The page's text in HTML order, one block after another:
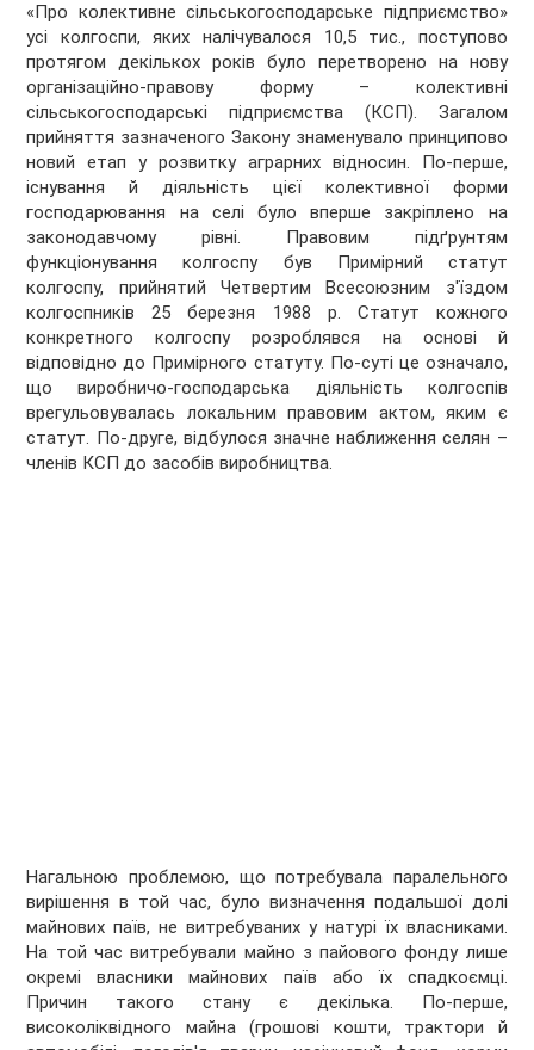
«Про колективне сільськогосподарське підприємство»
усі колгоспи, яких налічувалося 10,5 тис., поступово
протягом декількох років було перетворено на нову
організаційно-правову форму – колективні
сільськогосподарські підприємства (КСП). Загалом
прийняття зазначеного Закону знаменувало принципово
новий етап у розвитку аграрних відносин. По-перше,
існування й діяльність цієї колективної форми
господарювання на селі було вперше закріплено на
законодавчому рівні. Правовим підґрунтям
функціонування колгоспу був Примірний статут
колгоспу, прийнятий Четвертим Всесоюзним з'їздом
колгоспників 25 березня 1988 р. Статут кожного
конкретного колгоспу розроблявся на основі й
відповідно до Примірного статуту. По-суті це означало,
що виробничо-господарська діяльність колгоспів
врегульовувалась локальним правовим актом, яким є
статут. По-друге, відбулося значне наближення селян –
членів КСП до засобів виробництва.
Нагальною проблемою, що потребувала паралельного
вирішення в той час, було визначення подальшої долі
майнових паїв, не витребуваних у натурі їх власниками.
На той час витребували майно з пайового фонду лише
окремі власники майнових паїв або їх спадкоємці.
Причин такого стану є декілька. По-перше,
високоліквідного майна (грошові кошти, трактори й